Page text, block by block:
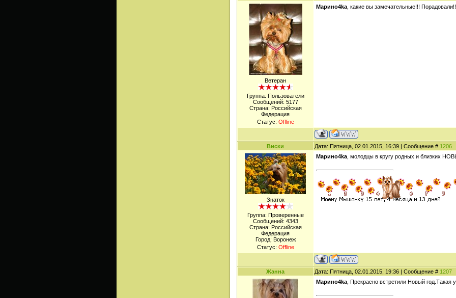
Ветеран
Группа: Пользователи
Сообщений: 5177
Страна: Российская
Федерация
Статус: Offline
Марино4kа , какие вы замечательные!!!
Виски Дата: Пятница, 02.01.2015, 16:39 | Сообщение # 1206
Знаток
Группа: Проверенные
Сообщений: 4343
Страна: Российская
Федерация
Город: Воронеж
Статус: Offline
Марино4kа , молодцы в кругу родных и близких
Жанна Дата: Пятница, 02.01.2015, 19:36 | Сообщение # 1207
Марино4kа , Прекрасно встретили Новый